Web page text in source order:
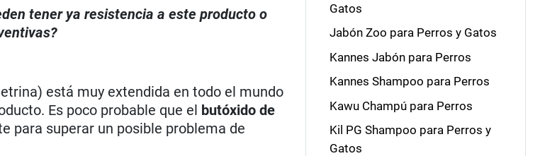
tener ya resistencia a este producto o
está muy extendida en todo el mundo
Es poco probable que el butóxido de
para superar un posible problema de
Gatos
Jabón Zoo para Perros y Gatos
Kannes Jabón para Perros
Kannes Shampoo para Perros
Kawu Champú para Perros
Kil PG Shampoo para Perros y
Gatos